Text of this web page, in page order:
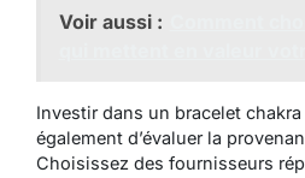
Voir aussi :
Investir dans un bracelet
également d’évaluer la
Choisissez des fournisseurs